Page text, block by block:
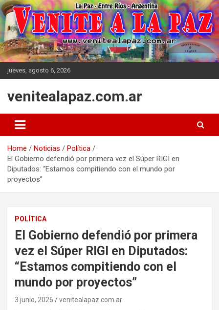
Skip
to
content
jueves, agosto 6, 2026
venitealapaz.com.ar
Home Noticias
Política
El Gobierno defendió por primera vez el Súper RIGI en
Diputados: “Estamos compitiendo con el mundo por
proyectos”
POLÍTICA
El Gobierno defendió por primera
vez el Súper RIGI en Diputados:
“Estamos compitiendo con el
mundo por proyectos”
3 junio, 2026 venitealapaz.com.ar